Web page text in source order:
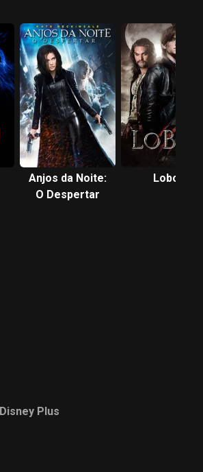
Anjos da Noite:
O Despertar
Lobos
Disney Plus